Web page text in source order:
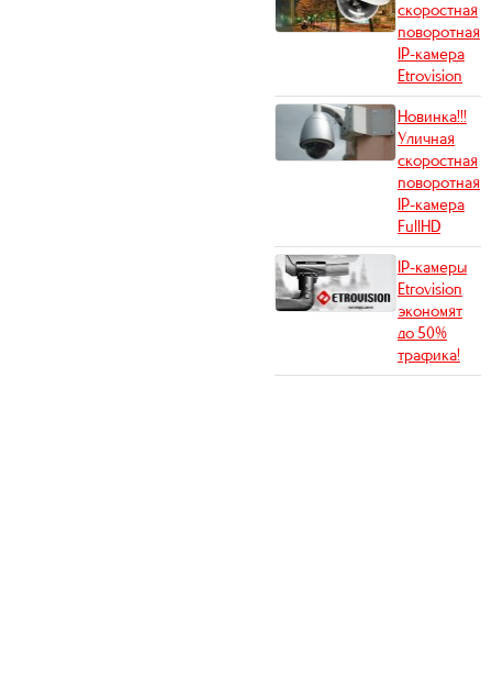
скоростная
поворотная
IP-камера
Etrovision
Новинка!!!
Уличная
скоростная
поворотная
IP-камера
FullHD
IP-камеры
Etrovision
экономят
до 50%
трафика!